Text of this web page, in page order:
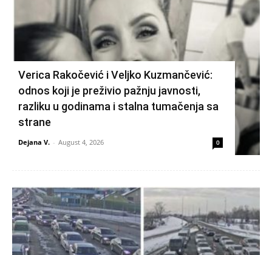
Verica Rakočević i Veljko Kuzmančević:
odnos koji je preživio pažnju javnosti,
razliku u godinama i stalna tumačenja sa
strane
Dejana V. - August 4, 2026 0